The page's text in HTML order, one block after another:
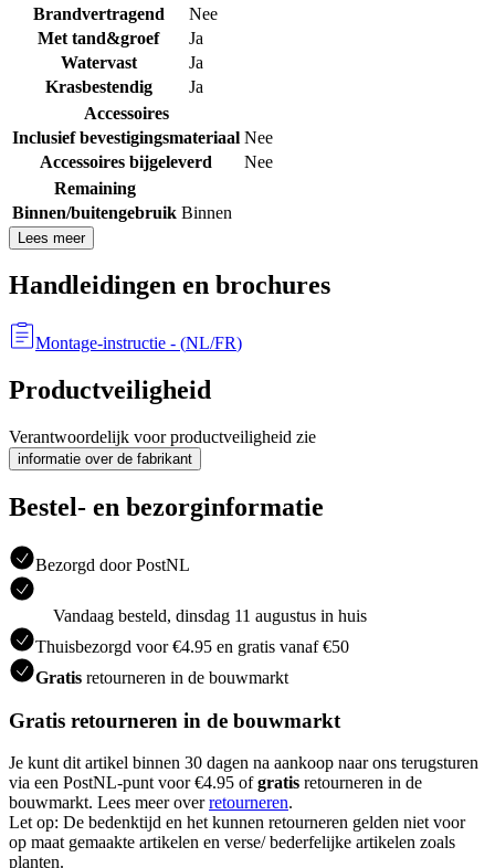
Brandvertragend
Nee
Met tand&groef
Ja
Watervast
Ja
Krasbestendig
Ja
Accessoires
Inclusief bevestigingsmateriaal Nee
Accessoires bijgeleverd
Nee
Remaining
Binnen/buitengebruik Binnen
Lees meer
Handleidingen en brochures
Montage-instructie - (NL/FR)
Productveiligheid
Verantwoordelijk voor productveiligheid zie
informatie over de fabrikant
Bestel- en bezorginformatie
Bezorgd door PostNL
Vandaag besteld, dinsdag 11 augustus in huis
Thuisbezorgd voor €4.95 en gratis vanaf €50
Gratis retourneren in de bouwmarkt
Gratis retourneren in de bouwmarkt
Je kunt dit artikel binnen 30 dagen na aankoop naar ons terugsturen
via een PostNL-punt voor €4.95 ofgratis retourneren in de
bouwmarkt. Lees meer overretourneren.
Let op: De bedenktijd en het kunnen retourneren gelden niet voor
op maat gemaakte artikelen en verse/ bederfelijke artikelen zoals
planten.